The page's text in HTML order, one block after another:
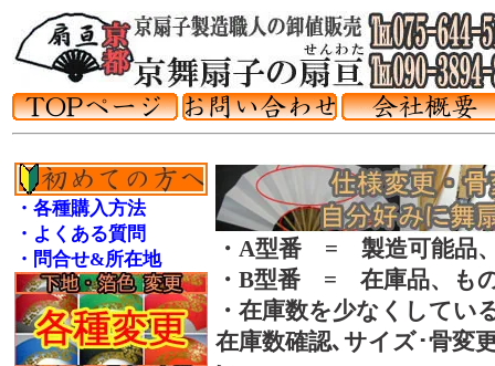
・各種購入方法
・よくある質問
・問合せ&所在地
・A型番 = 製造可能品
・B型番 = 在庫品、も
・在庫数を少なくしてい
在庫数確認､サイズ･骨変